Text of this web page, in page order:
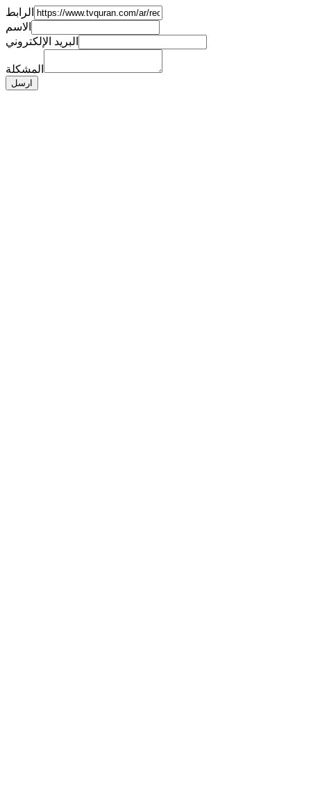
الرابط
الاسم
البريد الإلكتروني
المشكلة
ارسل